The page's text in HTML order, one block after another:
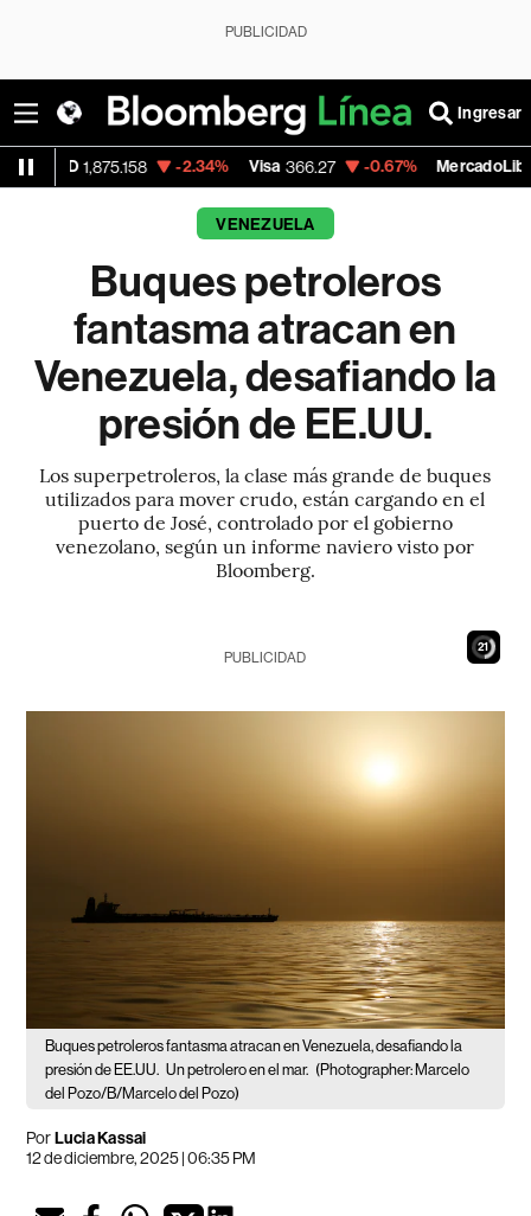
PUBLICIDAD
Ingresar
-2.34% Visa 366.27 -0.67% MercadoLibre 1,884.365
VENEZUELA
Buques petroleros
fantasma atracan en
Venezuela, desafiando la
presión de EE.UU.
Los superpetroleros, la clase más grande de buques
utilizados para mover crudo, están cargando en el
puerto de José, controlado por el gobierno
venezolano, según un informe naviero visto por
Bloomberg.
19
PUBLICIDAD
Buques petroleros fantasma atracan en Venezuela, desafiando la
presión de EE.UU. Un petrolero en el mar. (Photographer: Marcelo
del Pozo/B/Marcelo del Pozo)
PorLucia Kassai
12 de diciembre, 2025 | 06:35 PM